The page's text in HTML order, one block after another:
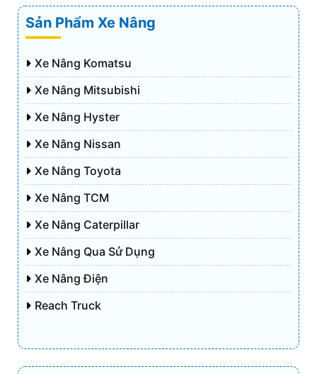
Sản Phẩm Xe Nâng
Xe Nâng Komatsu
Xe Nâng Mitsubishi
Xe Nâng Hyster
Xe Nâng Nissan
Xe Nâng Toyota
Xe Nâng TCM
Xe Nâng Caterpillar
Xe Nâng Qua Sử Dụng
Xe Nâng Điện
Reach Truck